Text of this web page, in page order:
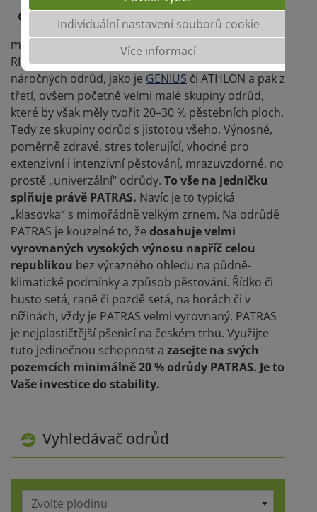
Vyhledávač odrůd
Zvolte plodinu
Pěstitelé si většinou vybírají ze tří hlavních
skupin odrůd pšenice ozimé. Ze skupiny
mimořádně výnosných odrůd, jako je např. TOBAK,
RIVERO, RUMOR; ze skupiny velmi kvalitních a méně
náročných odrůd, jako je GENIUS či ATHLON a pak z
třetí, ovšem početně velmi malé skupiny odrůd,
které by však měly tvořit 20–30 % pěstebních ploch.
Tedy ze skupiny odrůd s jistotou všeho. Výnosné,
poměrně zdravé, stres tolerující, vhodné pro
extenzivní i intenzivní pěstování, mrazuvzdorné, no
prostě „univerzální“ odrůdy. To vše na jedničku
splňuje právě PATRAS. Navíc je to typická
„klasovka“ s mimořádně velkým zrnem. Na odrůdě
PATRAS je kouzelné to, že dosahuje velmi
vyrovnaných vysokých výnosu napříč celou
republikou bez výrazného ohledu na půdně-
klimatické podmínky a způsob pěstování. Řídko či
husto setá, raně či pozdě setá, na horách či v
nížinách, vždy je PATRAS velmi vyrovnaný. PATRAS
je nejplastičtější pšenicí na českém trhu. Využijte
tuto jedinečnou schopnost a zasejte na svých
pozemcích minimálně 20 % odrůdy PATRAS. Je to
Vaše investice do stability.
Individuální nastavení souborů cookie
Více informací